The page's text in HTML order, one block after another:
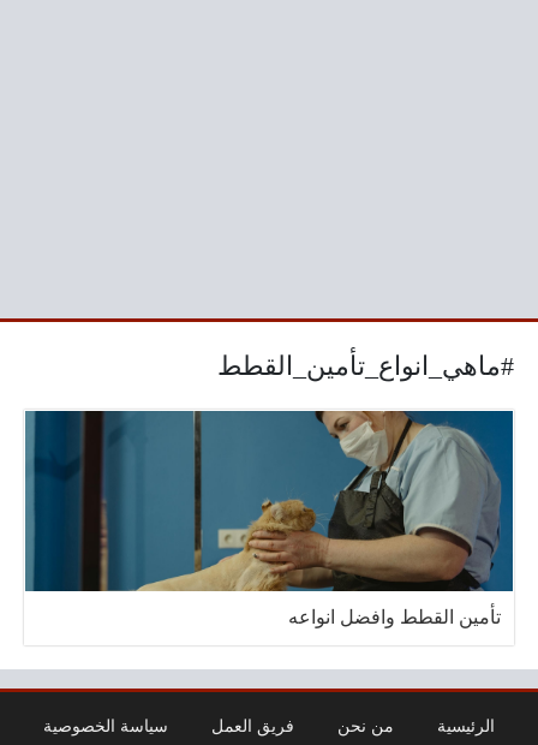
#ماهي_انواع_تأمين_القطط
تأمين القطط وافضل انواعه
الرئيسية من نحن فريق العمل سياسة الخصوصية